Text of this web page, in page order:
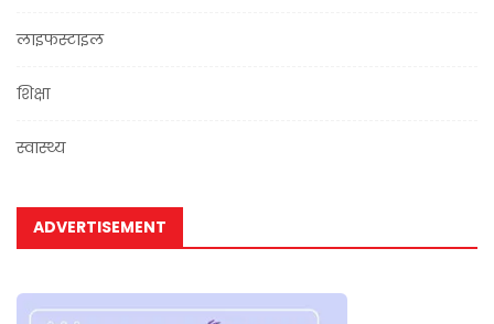
लाइफस्टाइल
शिक्षा
स्वास्थ्य
ADVERTISEMENT